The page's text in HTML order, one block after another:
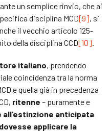
un semplice rinvio, che ai
disciplina MCD[9], si
il vecchio articolo 125-
della disciplina CCD[10].
italiano, prendendo
coincidenza tra la norma
e quella già in precedenza
ritenne – puramente e
all’estinzione anticipata
applicare la